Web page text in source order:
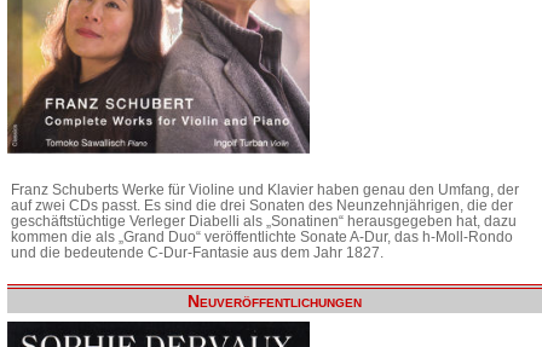
Franz Schuberts Werke für Violine und Klavier haben genau den Umfang, der
auf zwei CDs passt. Es sind die drei Sonaten des Neunzehnjährigen, die der
geschäftstüchtige Verleger Diabelli als „Sonatinen“ herausgegeben hat, dazu
kommen die als „Grand Duo“ veröffentlichte Sonate A-Dur, das h-Moll-Rondo
und die bedeutende C-Dur-Fantasie aus dem Jahr 1827.
Neuveröffentlichungen